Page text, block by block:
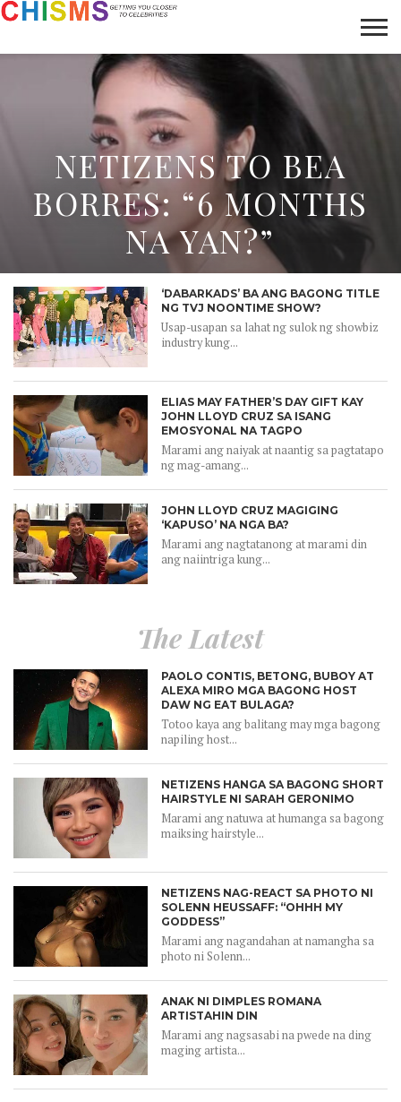
LIFESTYLE
GALLERY
ARTICLES
ABOUT
NETIZENS TO BEA
BORRES: “6 MONTHS
NA YAN?”
‘DABARKADS’ BA ANG BAGONG TITLE
NG TVJ NOONTIME SHOW?
Usap-usapan sa lahat ng sulok ng showbiz
industry kung...
ELIAS MAY FATHER’S DAY GIFT KAY
JOHN LLOYD CRUZ SA ISANG
EMOSYONAL NA TAGPO
Marami ang naiyak at naantig sa pagtatapo
ng mag-amang...
JOHN LLOYD CRUZ MAGIGING
‘KAPUSO’ NA NGA BA?
Marami ang nagtatanong at marami din
ang naiintriga kung...
The Latest
PAOLO CONTIS, BETONG, BUBOY AT
ALEXA MIRO MGA BAGONG HOST
DAW NG EAT BULAGA?
Totoo kaya ang balitang may mga bagong
napiling host...
NETIZENS HANGA SA BAGONG SHORT
HAIRSTYLE NI SARAH GERONIMO
Marami ang natuwa at humanga sa bagong
maiksing hairstyle...
NETIZENS NAG-REACT SA PHOTO NI
SOLENN HEUSSAFF: “OHHH MY
GODDESS”
Marami ang nagandahan at namangha sa
photo ni Solenn...
ANAK NI DIMPLES ROMANA
ARTISTAHIN DIN
Marami ang nagsasabi na pwede na ding
maging artista...